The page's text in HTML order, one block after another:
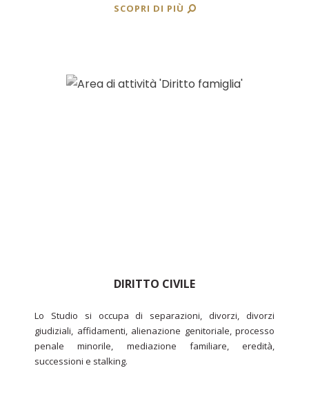
SCOPRI DI PIÙ
DIRITTO CIVILE
Lo Studio si occupa di separazioni, divorzi, divorzi
giudiziali, affidamenti, alienazione genitoriale, processo
penale minorile, mediazione familiare, eredità,
successioni e stalking.